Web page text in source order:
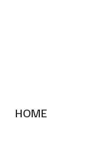
HOME